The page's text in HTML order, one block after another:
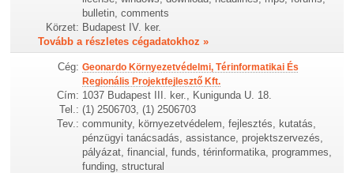
bulletin, comments
Körzet: Budapest IV. ker.
Tovább a részletes cégadatokhoz »
Cég: Geonardo Környezetvédelmi, Térinformatikai És
Regionális Projektfejlesztő Kft.
Cím: 1037 Budapest III. ker., Kunigunda U. 18.
Tel.: (1) 2506703, (1) 2506703
Tev.: community, környezetvédelem, fejlesztés, kutatás,
pénzügyi tanácsadás, assistance, projektszervezés,
pályázat, financial, funds, térinformatika, programmes,
funding, structural